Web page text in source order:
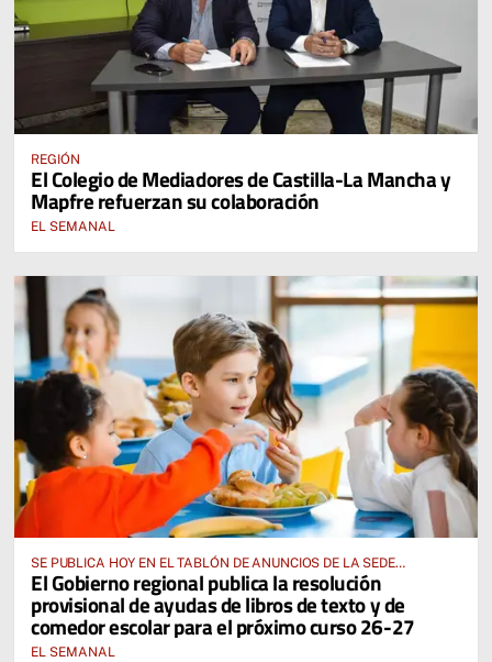
REGIÓN
El Colegio de Mediadores de Castilla-La Mancha y
Mapfre refuerzan su colaboración
EL SEMANAL
SE PUBLICA HOY EN EL TABLÓN DE ANUNCIOS DE LA SEDE
ELECTRÓNICA DE LA JUNTA DE COMUNIDADES Y EN EL PORTAL DE
EDUCACIÓN DE CASTILLA-LA MANCHA
El Gobierno regional publica la resolución
provisional de ayudas de libros de texto y de
comedor escolar para el próximo curso 26-27
EL SEMANAL